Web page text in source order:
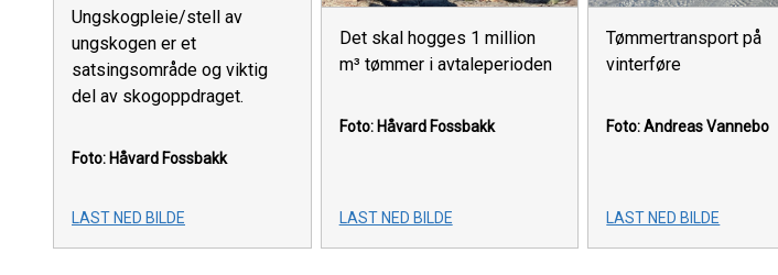
Ungskogpleie/stell av
ungskogen er et
satsingsområde og viktig
del av skogoppdraget.
Foto: Håvard Fossbakk
LAST NED BILDE
Det skal hogges 1 million
m³ tømmer i avtaleperioden
Foto: Håvard Fossbakk
LAST NED BILDE
Tømmertransport på
vinterføre
Foto: Andreas Vannebo
LAST NED BILDE